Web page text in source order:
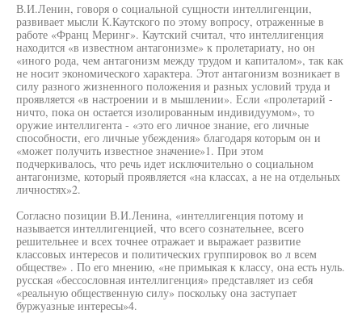
В.И.Ленин, говоря о социальной сущности интеллигенции,
развивает мысли К.Каутского по этому вопросу, отраженные в
работе «Франц Меринг». Каутский считал, что интеллигенция
находится «в известном антагонизме» к пролетариату, но он
«иного рода, чем антагонизм между трудом и капиталом», так как
не носит экономического характера. Этот антагонизм возникает в
силу разного жизненного положения и разных условий труда и
проявляется «в настроении и в мышлении». Если «пролетарий -
ничто, пока он остается изолированным индивидуумом», то
оружие интеллигента - «это его личное знание, его личные
способности, его личные убеждения» благодаря которым он и
«может получить известное значение»1. При этом
подчеркивалось, что речь идет исключительно о социальном
антагонизме, который проявляется «на классах, а не на отдельных
личностях»2.
Согласно позиции В.И.Ленина, «интеллигенция потому и
называется интеллигенцией, что всего сознательнее, всего
решительнее и всех точнее отражает и выражает развитие
классовых интересов и политических группировок во л всем
обществе» . По его мнению, «не примыкая к классу, она есть нуль.
русская «бессословная интеллигенция» представляет из себя
«реальную общественную силу» поскольку она заступает
буржуазные интересы»4.